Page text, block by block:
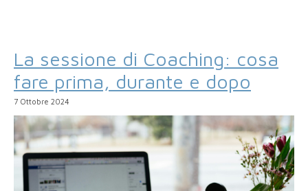
La sessione di Coaching: cosa
fare prima, durante e dopo
7 Ottobre 2024